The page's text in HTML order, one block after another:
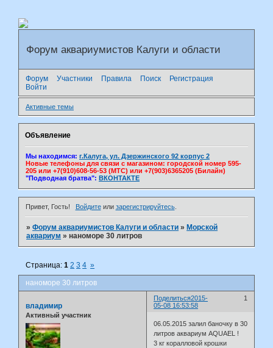
Форум аквариумистов Калуги и области
Форум Участники Правила Поиск
Регистрация
Войти
Активные темы
Объявление
Мы находимся: г.Калуга, ул. Дзержинского 92 корпус 2
Новые телефоны для связи с магазином: городской номер 595-
205 или +7(910)608-56-53 (МТС) или +7(903)6365205 (Билайн)
"Подводная братва": ВКОНТАКТЕ
Привет, Гость! Войдитеили зарегистрируйтесь.
»Форум аквариумистов Калуги и области » Морской
аквариум »наноморе 30 литров
наноморе 30 литров
Страница:1 2 3 4 »
Поделиться 1
2015-
05-08 16:53:58
владимир
Активный участник
06.05.2015 залил баночку в 30
литров аквариум AQUAEL !
3 кг коралловой крошки